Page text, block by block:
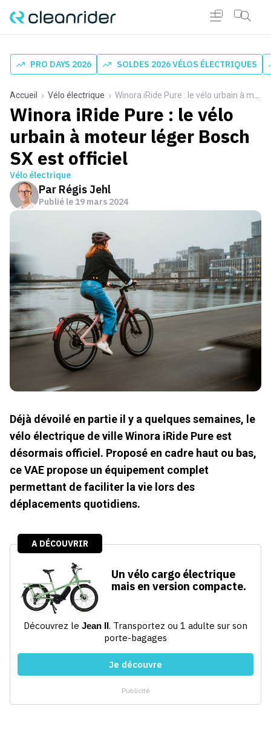
PRO DAYS 2026 SOLDES 2026 VÉLOS ÉLECTRIQUES
Accueil Vélo électrique Winora iRide Pure : le vélo urbain à moteur léger Bosch SX est officiel
Winora iRide Pure : le vélo
urbain à moteur léger Bosch
SX est officiel
Vélo électrique
Par Régis Jehl
Publié le19 mars 2024
Déjà dévoilé en partie il y a quelques semaines, le
vélo électrique de ville Winora iRide Pure est
désormais officiel. Proposé en cadre haut ou bas,
ce VAE propose un équipement complet
permettant de faciliter la vie lors des
déplacements quotidiens.